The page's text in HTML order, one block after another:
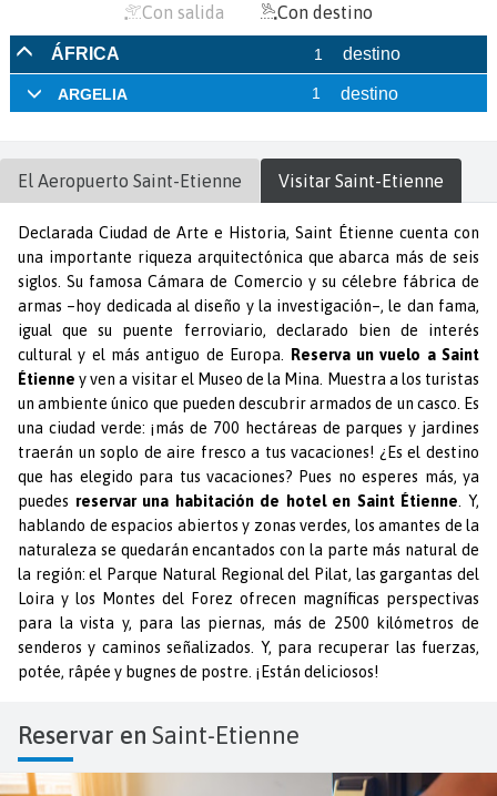
Con salida Con destino
El Aeropuerto Saint-Etienne Visitar Saint-Etienne
Declarada Ciudad de Arte e Historia, Saint Étienne cuenta con
una importante riqueza arquitectónica que abarca más de seis
siglos. Su famosa Cámara de Comercio y su célebre fábrica de
armas –hoy dedicada al diseño y la investigación–, le dan fama,
igual que su puente ferroviario, declarado bien de interés
cultural y el más antiguo de Europa.
Reserva un vuelo a Saint
Étienne y ven a visitar el Museo de la Mina. Muestra a los turistas
un ambiente único que pueden descubrir armados de un casco. Es
una ciudad verde: ¡más de 700 hectáreas de parques y jardines
traerán un soplo de aire fresco a tus vacaciones! ¿Es el destino
que has elegido para tus vacaciones? Pues no esperes más, ya
puedes reservar una habitación de hotel en Saint Étienne . Y,
hablando de espacios abiertos y zonas verdes, los amantes de la
naturaleza se quedarán encantados con la parte más natural de
la región: el Parque Natural Regional del Pilat, las gargantas del
Loira y los Montes del Forez ofrecen magníficas perspectivas
para la vista y, para las piernas, más de 2500 kilómetros de
senderos y caminos señalizados. Y, para recuperar las fuerzas,
potée, râpée y bugnes de postre. ¡Están deliciosos!
Reservar en Saint-Etienne